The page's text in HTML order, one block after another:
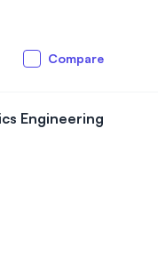
Compare
Engineering